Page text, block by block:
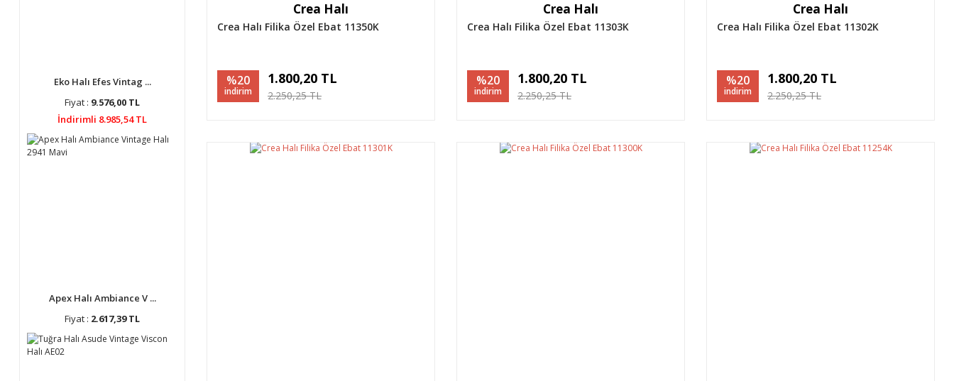
Eko Halı Efes Vintag ...
Fiyat : 9.576,00 TL
İndirimli 8.985,54 TL
Apex Halı Ambiance V ...
Fiyat : 2.617,39 TL
Crea Halı
Crea Halı Filika Özel Ebat 11350K
%20
indirim
1.800,20 TL
2.250,25 TL
Crea Halı
Crea Halı Filika Özel Ebat 11303K
%20
indirim
1.800,20 TL
2.250,25 TL
Crea Halı
Crea Halı Filika Özel Ebat 11302K
%20
indirim
1.800,20 TL
2.250,25 TL